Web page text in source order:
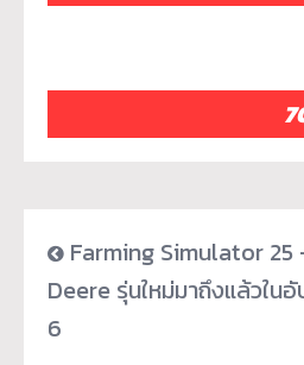
Farming Simulator 25
Deere รุ่นใหม่มาถึงแล้วใน
6